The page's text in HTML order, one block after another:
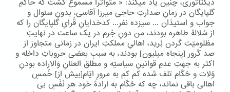
دیکتاتوری، چنین یاد میکند: « متواتراً مسموع گشت که حاکمِ
گلپایگان در زمانِ صدارتِ حاجی میرزا آقاسی، بدونِ سئوال و
جواب و استیذان ... سیزده نفر... کدخدایانِ قُرایِ گلپایگان را که
از سُلالۀ طاهره بودند، من دونِ جُرم در یک ساعت در نهایتِ
مظلومیّت گردن بُرید، اهالیِ مملکتِ ایران در زمانی متجاوز از
صد کُرور [پنجاه میلیون] بودند، به سببِ بعضی حروباتِ داخله و
اکثر به جهتِ عدمِ قوانینِ سیاسیّه و مطلق العنانِ وَالاراده بودنِ
وُلات و حُکّام تلف شده کم کم به مرورِ ایّام[بیش از] خُمسِ
اهالی باقی نماند، چه که حُکّام به ارادۀ خود هر نَفْسِ بی